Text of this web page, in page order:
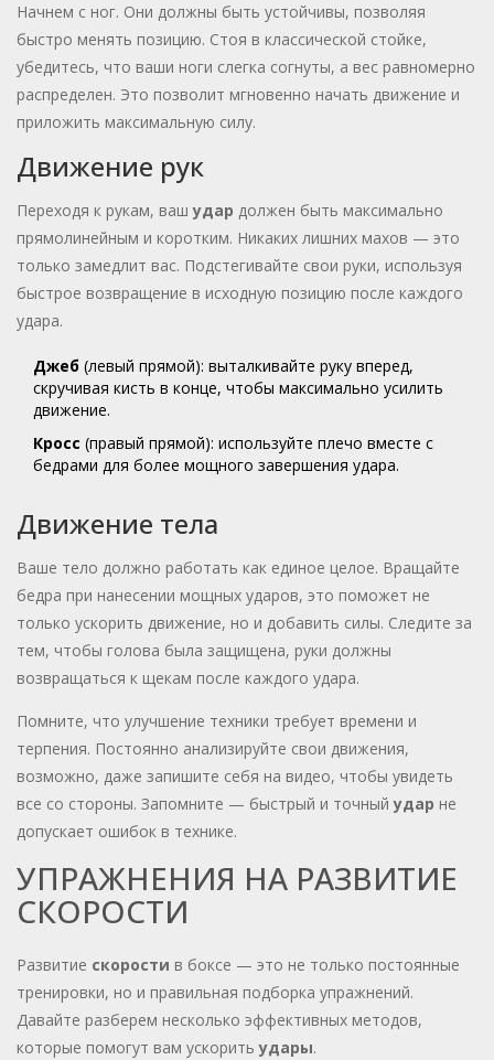
Начнем с ног. Они должны быть устойчивы, позволяя
быстро менять позицию. Стоя в классической стойке,
убедитесь, что ваши ноги слегка согнуты, а вес равномерно
распределен. Это позволит мгновенно начать движение и
приложить максимальную силу.
Движение рук
Переходя к рукам, вашудар должен быть максимально
прямолинейным и коротким. Никаких лишних махов — это
только замедлит вас. Подстегивайте свои руки, используя
быстрое возвращение в исходную позицию после каждого
удара.
Джеб (левый прямой): выталкивайте руку вперед,
скручивая кисть в конце, чтобы максимально усилить
движение.
Кросс (правый прямой): используйте плечо вместе с
бедрами для более мощного завершения удара.
Движение тела
Ваше тело должно работать как единое целое. Вращайте
бедра при нанесении мощных ударов, это поможет не
только ускорить движение, но и добавить силы. Следите за
тем, чтобы голова была защищена, руки должны
возвращаться к щекам после каждого удара.
Помните, что улучшение техники требует времени и
терпения. Постоянно анализируйте свои движения,
возможно, даже запишите себя на видео, чтобы увидеть
все со стороны. Запомните — быстрый и точныйудар не
допускает ошибок в технике.
УПРАЖНЕНИЯ НА РАЗВИТИЕ
СКОРОСТИ
Развитие скорости в боксе — это не только постоянные
тренировки, но и правильная подборка упражнений.
Давайте разберем несколько эффективных методов,
которые помогут вам ускоритьудары.